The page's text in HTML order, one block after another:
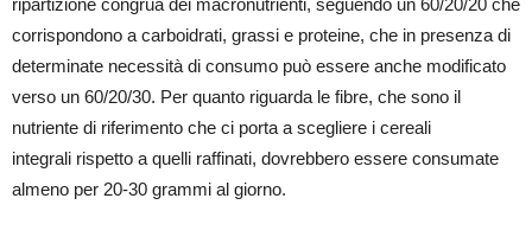
ripartizione congrua dei macronutrienti, seguendo un 60/20/20 che
corrispondono a carboidrati, grassi e proteine, che in presenza di
determinate necessità di consumo può essere anche modificato
verso un 60/20/30. Per quanto riguarda le fibre, che sono il
nutriente di riferimento che ci porta a scegliere i cereali
integrali rispetto a quelli raffinati, dovrebbero essere consumate
almeno per 20-30 grammi al giorno.